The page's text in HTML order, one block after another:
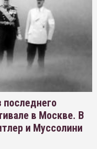
последнего
в Москве. В
и Муссолини